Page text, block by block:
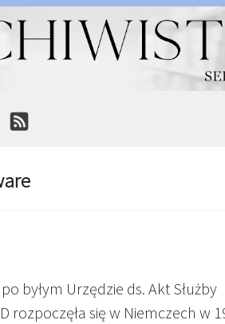
byłym Urzędzie ds. Akt Służby
rozpoczęła się w Niemczech w